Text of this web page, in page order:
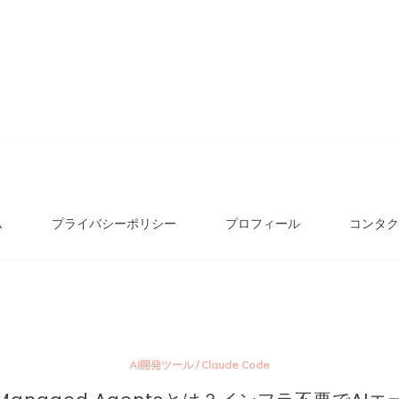
プライバシーポリシー プロフィール コンタ
AI開発ツール/ Claude Code